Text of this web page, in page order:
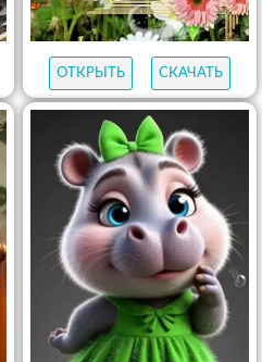
ОТКРЫТЬ СКАЧАТЬ